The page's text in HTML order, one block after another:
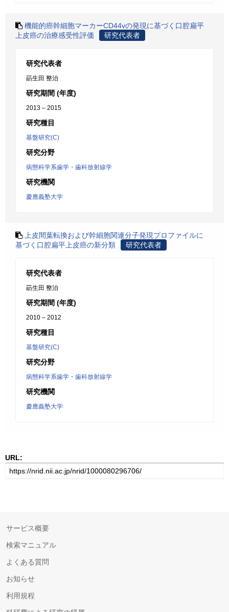
機能的癌幹細胞マーカーCD44vの発現に基づく口腔扁平
上皮癌の治療感受性評価
研究代表者
研究代表者
莇生田 整治
研究期間 (年度)
2013 – 2015
研究種目
基盤研究(C)
研究分野
病態科学系歯学・歯科放射線学
研究機関
慶應義塾大学
上皮間葉転換および幹細胞関連分子発現プロファイルに
基づく口腔扁平上皮癌の新分類
研究代表者
研究代表者
莇生田 整治
研究期間 (年度)
2010 – 2012
研究種目
基盤研究(C)
研究分野
病態科学系歯学・歯科放射線学
研究機関
慶應義塾大学
URL:
サービス概要
検索マニュアル
よくある質問
お知らせ
利用規程